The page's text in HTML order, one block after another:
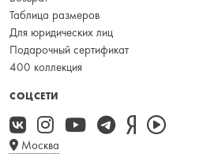
Таблица размеров
Для юридических лиц
Подарочный сертификат
400 коллекция
СОЦСЕТИ
Москва